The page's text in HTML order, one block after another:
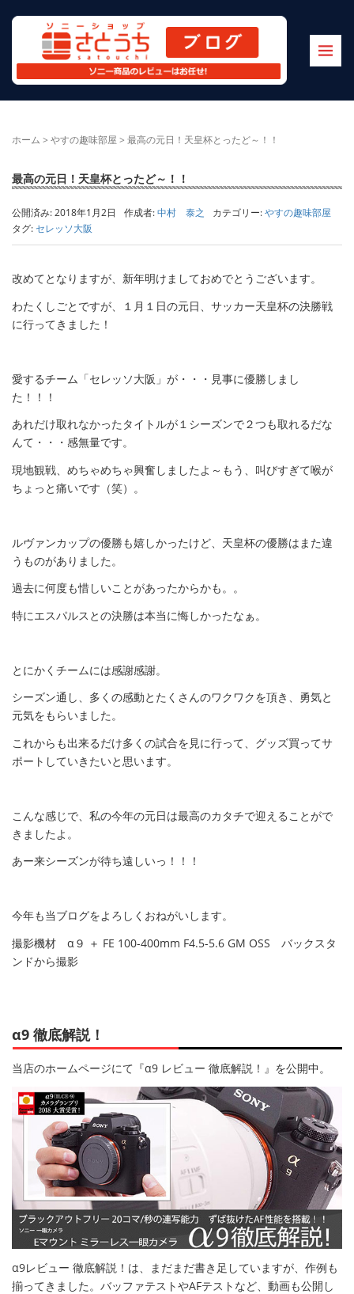
ホーム > やすの趣味部屋 > 最高の元日！天皇杯とったど～！！
最高の元日！天皇杯とったど～！！
公開済み: 2018年1月2日 作成者:中村 泰之 カテゴリー:やすの趣味部屋
タグ:セレッソ大阪
改めてとなりますが、新年明けましておめでとうございます。
わたくしごとですが、１月１日の元日、サッカー天皇杯の決勝戦
に行ってきました！
愛するチーム「セレッソ大阪」が・・・見事に優勝しまし
た！！！
あれだけ取れなかったタイトルが１シーズンで２つも取れるだな
んて・・・感無量です。
現地観戦、めちゃめちゃ興奮しましたよ～もう、叫びすぎて喉が
ちょっと痛いです（笑）。
ルヴァンカップの優勝も嬉しかったけど、天皇杯の優勝はまた違
うものがありました。
過去に何度も惜しいことがあったからかも。。
特にエスパルスとの決勝は本当に悔しかったなぁ。
とにかくチームには感謝感謝。
シーズン通し、多くの感動とたくさんのワクワクを頂き、勇気と
元気をもらいました。
これからも出来るだけ多くの試合を見に行って、グッズ買ってサ
ポートしていきたいと思います。
こんな感じで、私の今年の元日は最高のカタチで迎えることがで
きましたよ。
あー来シーズンが待ち遠しいっ！！！
今年も当ブログをよろしくおねがいします。
撮影機材 α９ ＋ FE 100-400mm F4.5-5.6 GM OSS バックスタ
ンドから撮影
α9 徹底解説！
当店のホームページにて『α9 レビュー 徹底解説！』を公開中。
α9レビュー 徹底解説！は、まだまだ書き足していますが、作例も
揃ってきました。バッファテストやAFテストなど、動画も公開し